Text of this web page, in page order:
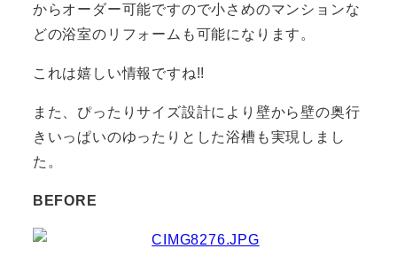
からオーダー可能ですので小さめのマンションな
どの浴室のリフォームも可能になります。
これは嬉しい情報ですね!!
また、ぴったりサイズ設計により壁から壁の奥行
きいっぱいのゆったりとした浴槽も実現しまし
た。
BEFORE